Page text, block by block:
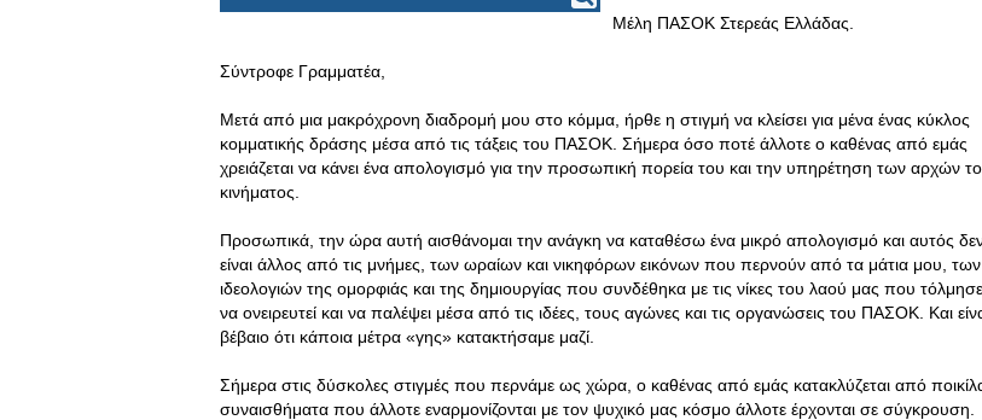
Μέλη ΠΑΣΟΚ Στερεάς Ελλάδας.
Σύντροφε Γραμματέα,
Μετά από μια μακρόχρονη διαδρομή μου στο κόμμα, ήρθε η στιγμή να κλείσει για μένα ένας κύκλος
κομματικής δράσης μέσα από τις τάξεις του ΠΑΣΟΚ. Σήμερα όσο ποτέ άλλοτε ο καθένας από εμάς
χρειάζεται να κάνει ένα απολογισμό για την προσωπική πορεία του και την υπηρέτηση των αρχών
κινήματος.
Προσωπικά, την ώρα αυτή αισθάνομαι την ανάγκη να καταθέσω ένα μικρό απολογισμό και αυτός
είναι άλλος από τις μνήμες, των ωραίων και νικηφόρων εικόνων που περνούν από τα μάτια μου, των
ιδεολογιών της ομορφιάς και της δημιουργίας που συνδέθηκα με τις νίκες του λαού μας που τόλμησε
να ονειρευτεί και να παλέψει μέσα από τις ιδέες, τους αγώνες και τις οργανώσεις του ΠΑΣΟΚ. Και
βέβαιο ότι κάποια μέτρα «γης» κατακτήσαμε μαζί.
Σήμερα στις δύσκολες στιγμές που περνάμε ως χώρα, ο καθένας από εμάς κατακλύζεται από
συναισθήματα που άλλοτε εναρμονίζονται με τον ψυχικό μας κόσμο άλλοτε έρχονται σε σύγκρουση.